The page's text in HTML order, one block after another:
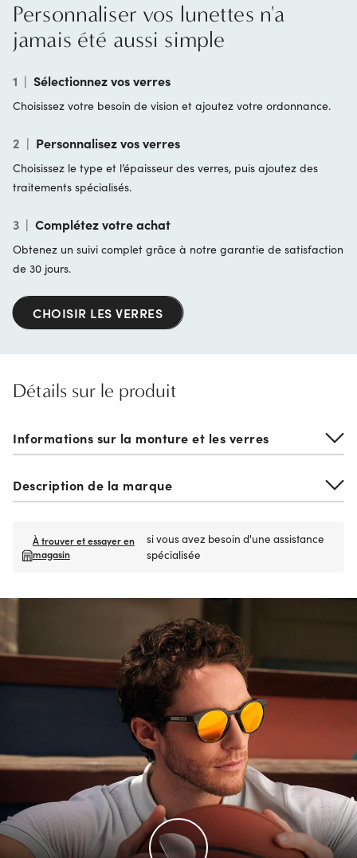
Personnaliser vos lunettes n'a
jamais été aussi simple
1 | Sélectionnez vos verres
Choisissez votre besoin de vision et ajoutez votre ordonnance.
2 | Personnalisez vos verres
Choisissez le type et l’épaisseur des verres, puis ajoutez des
traitements spécialisés.
3 | Complétez votre achat
Obtenez un suivi complet grâce à notre garantie de satisfaction
de 30 jours.
CHOISIR LES VERRES
Détails sur le produit
Informations sur la monture et les verres
Description de la marque
À trouver et essayer en
magasin
si vous avez besoin d'une assistance
spécialisée